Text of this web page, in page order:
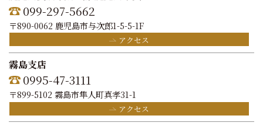
099-297-5662
〒890-0062 鹿児島市与次郎1-5-5-1F
アクセス
霧島支店
0995-47-3111
〒899-5102 霧島市隼人町真孝31-1
アクセス